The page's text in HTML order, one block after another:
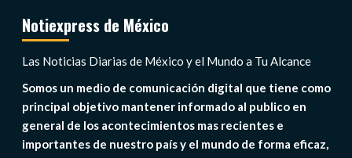
Notiexpress de México
Las Noticias Diarias de México y el Mundo a Tu Alcance
Somos un medio de comunicación digital que tiene como
principal objetivo mantener informado al publico en
general de los acontecimientos mas recientes e
importantes de nuestro país y el mundo de forma eficaz,